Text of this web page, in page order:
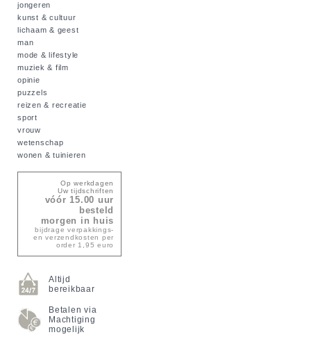
jongeren
kunst & cultuur
lichaam & geest
man
mode & lifestyle
muziek & film
opinie
puzzels
reizen & recreatie
sport
vrouw
wetenschap
wonen & tuinieren
Op werkdagen
Uw tijdschriften
vóór 15.00 uur
besteld
morgen in huis
bijdrage verpakkings-
en verzendkosten per
order 1,95 euro
Altijd
bereikbaar
Betalen via
Machtiging
mogelijk